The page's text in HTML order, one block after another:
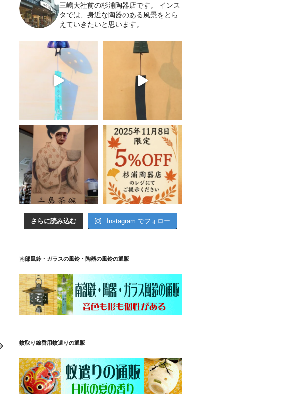
三嶋大社前の杉浦陶器店です。
インス
タでは、身近な陶器のある風景をとら
えていきたいと思います。
さらに読み込む Instagram でフォロー
南部風鈴・ガラスの風鈴・陶器の風鈴の通販
蚊取り線香用蚊遣りの通販